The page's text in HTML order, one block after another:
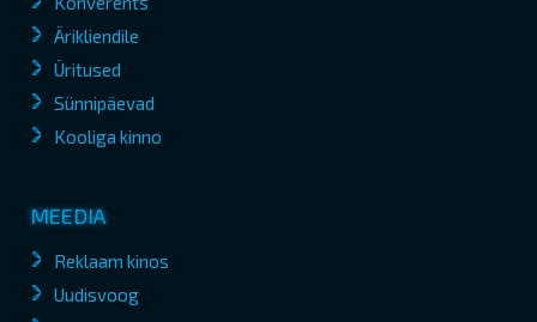
Ärikliendile
Üritused
Sünnipäevad
Kooliga kinno
MEEDIA
Reklaam kinos
Uudisvoog